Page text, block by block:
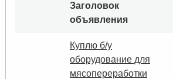
Заголовок
объявления
Куплю б/у
оборудование для
мясопереработки